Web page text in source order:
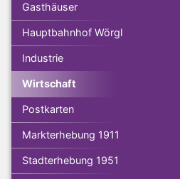
Gasthäuser
Hauptbahnhof Wörgl
Industrie
Wirtschaft
Postkarten
Markterhebung 1911
Stadterhebung 1951